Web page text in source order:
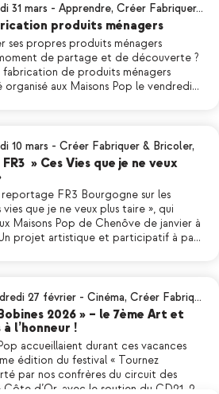
31 mars - Apprendre, Créer Fabriquer…
produits ménagers
ses propres produits ménagers
de partage et de découverte ?
fabrication de produits ménagers
organisé aux Maisons Pop le vendredi…
10 mars - Créer Fabriquer & Bricoler,
» Ces Vies que je ne veux
reportage FR3 Bourgogne sur les
vies que je ne veux plus taire », qui
Maisons Pop de Chenôve de janvier à
projet artistique et participatif à pa…
27 février - Cinéma, Créer Fabriq…
2026 » – le 7ème Art et
l’honneur !
accueillaient durant ces vacances
édition du festival « Tournez
par nos confrères du circuit des
d’Or, avec le soutien du CD21. 2…